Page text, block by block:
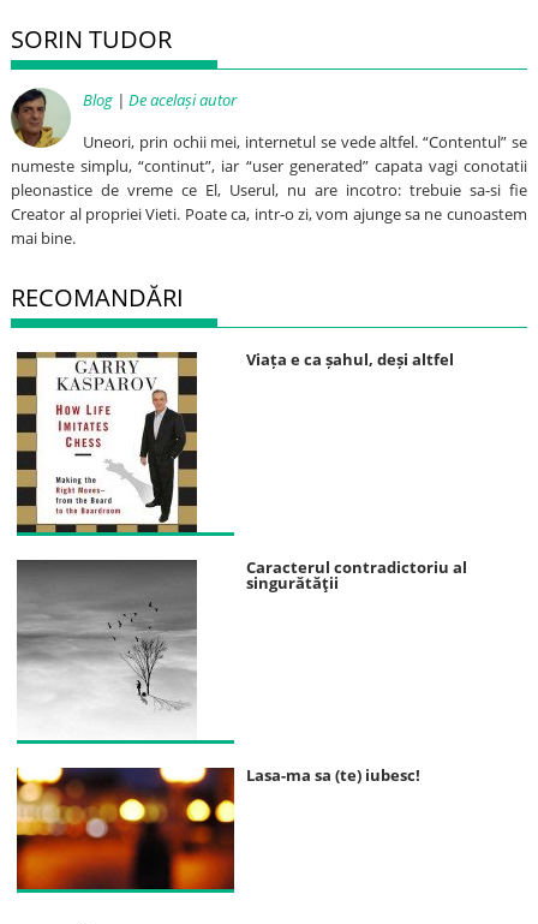
SORIN TUDOR
Blog |De același autor
Uneori, prin ochii mei, internetul se vede altfel. “Contentul” se
numeste simplu, “continut”, iar “user generated” capata vagi conotatii
pleonastice de vreme ce El, Userul, nu are incotro: trebuie sa-si fie
Creator al propriei Vieti. Poate ca, intr-o zi, vom ajunge sa ne cunoastem
mai bine.
RECOMANDĂRI
Viața e ca șahul, deși altfel
Caracterul contradictoriu al
singurătăţii
Lasa-ma sa (te) iubesc!